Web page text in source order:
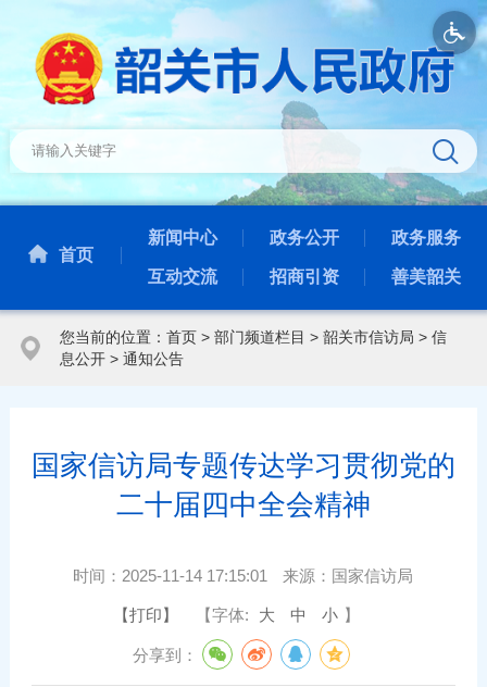
首页
新闻中心 政务公开 政务服务
互动交流 招商引资 善美韶关
您当前的位置： 首页> 部门频道栏目 > 韶关市信访局 > 信
息公开> 通知公告
国家信访局专题传达学习贯彻党的
二十届四中全会精神
时间： 2025-11-14 17:15:01 来源： 国家信访局
【打印】 【字体: 大 中 小 】
分享到：